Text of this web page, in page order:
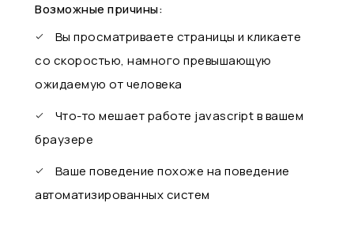
Возможные причины:
Вы просматриваете страницы и кликаете
со скоростью, намного превышающую
ожидаемую от человека
Что-то мешает работе javascript в вашем
браузере
Ваше поведение похоже на поведение
автоматизированных систем